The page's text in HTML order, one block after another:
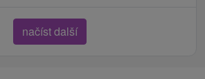
načíst další